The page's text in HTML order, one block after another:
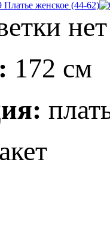
172 см